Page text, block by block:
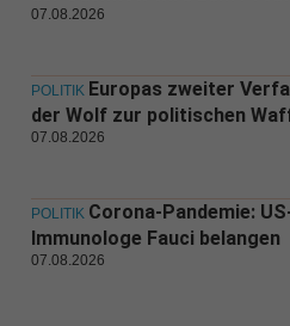
07.08.2026
POLITIK Europas zweiter
der Wolf zur politischen
07.08.2026
POLITIK Corona-Pandemie:
Immunologe Fauci belangen
07.08.2026